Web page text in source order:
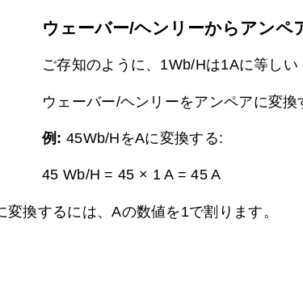
ウェーバー/ヘンリーからアンペ
ご存知のように、1Wb/Hは1Aに等しい
ウェーバー/ヘンリーをアンペアに変
例: 45Wb/HをAに変換する:
45 Wb/H = 45 × 1 A =45 A
換するには、Aの数値を1で割ります。